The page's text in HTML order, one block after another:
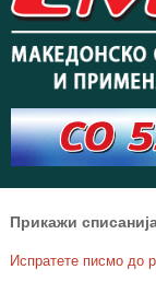
Прикажи
Испратете писмо до